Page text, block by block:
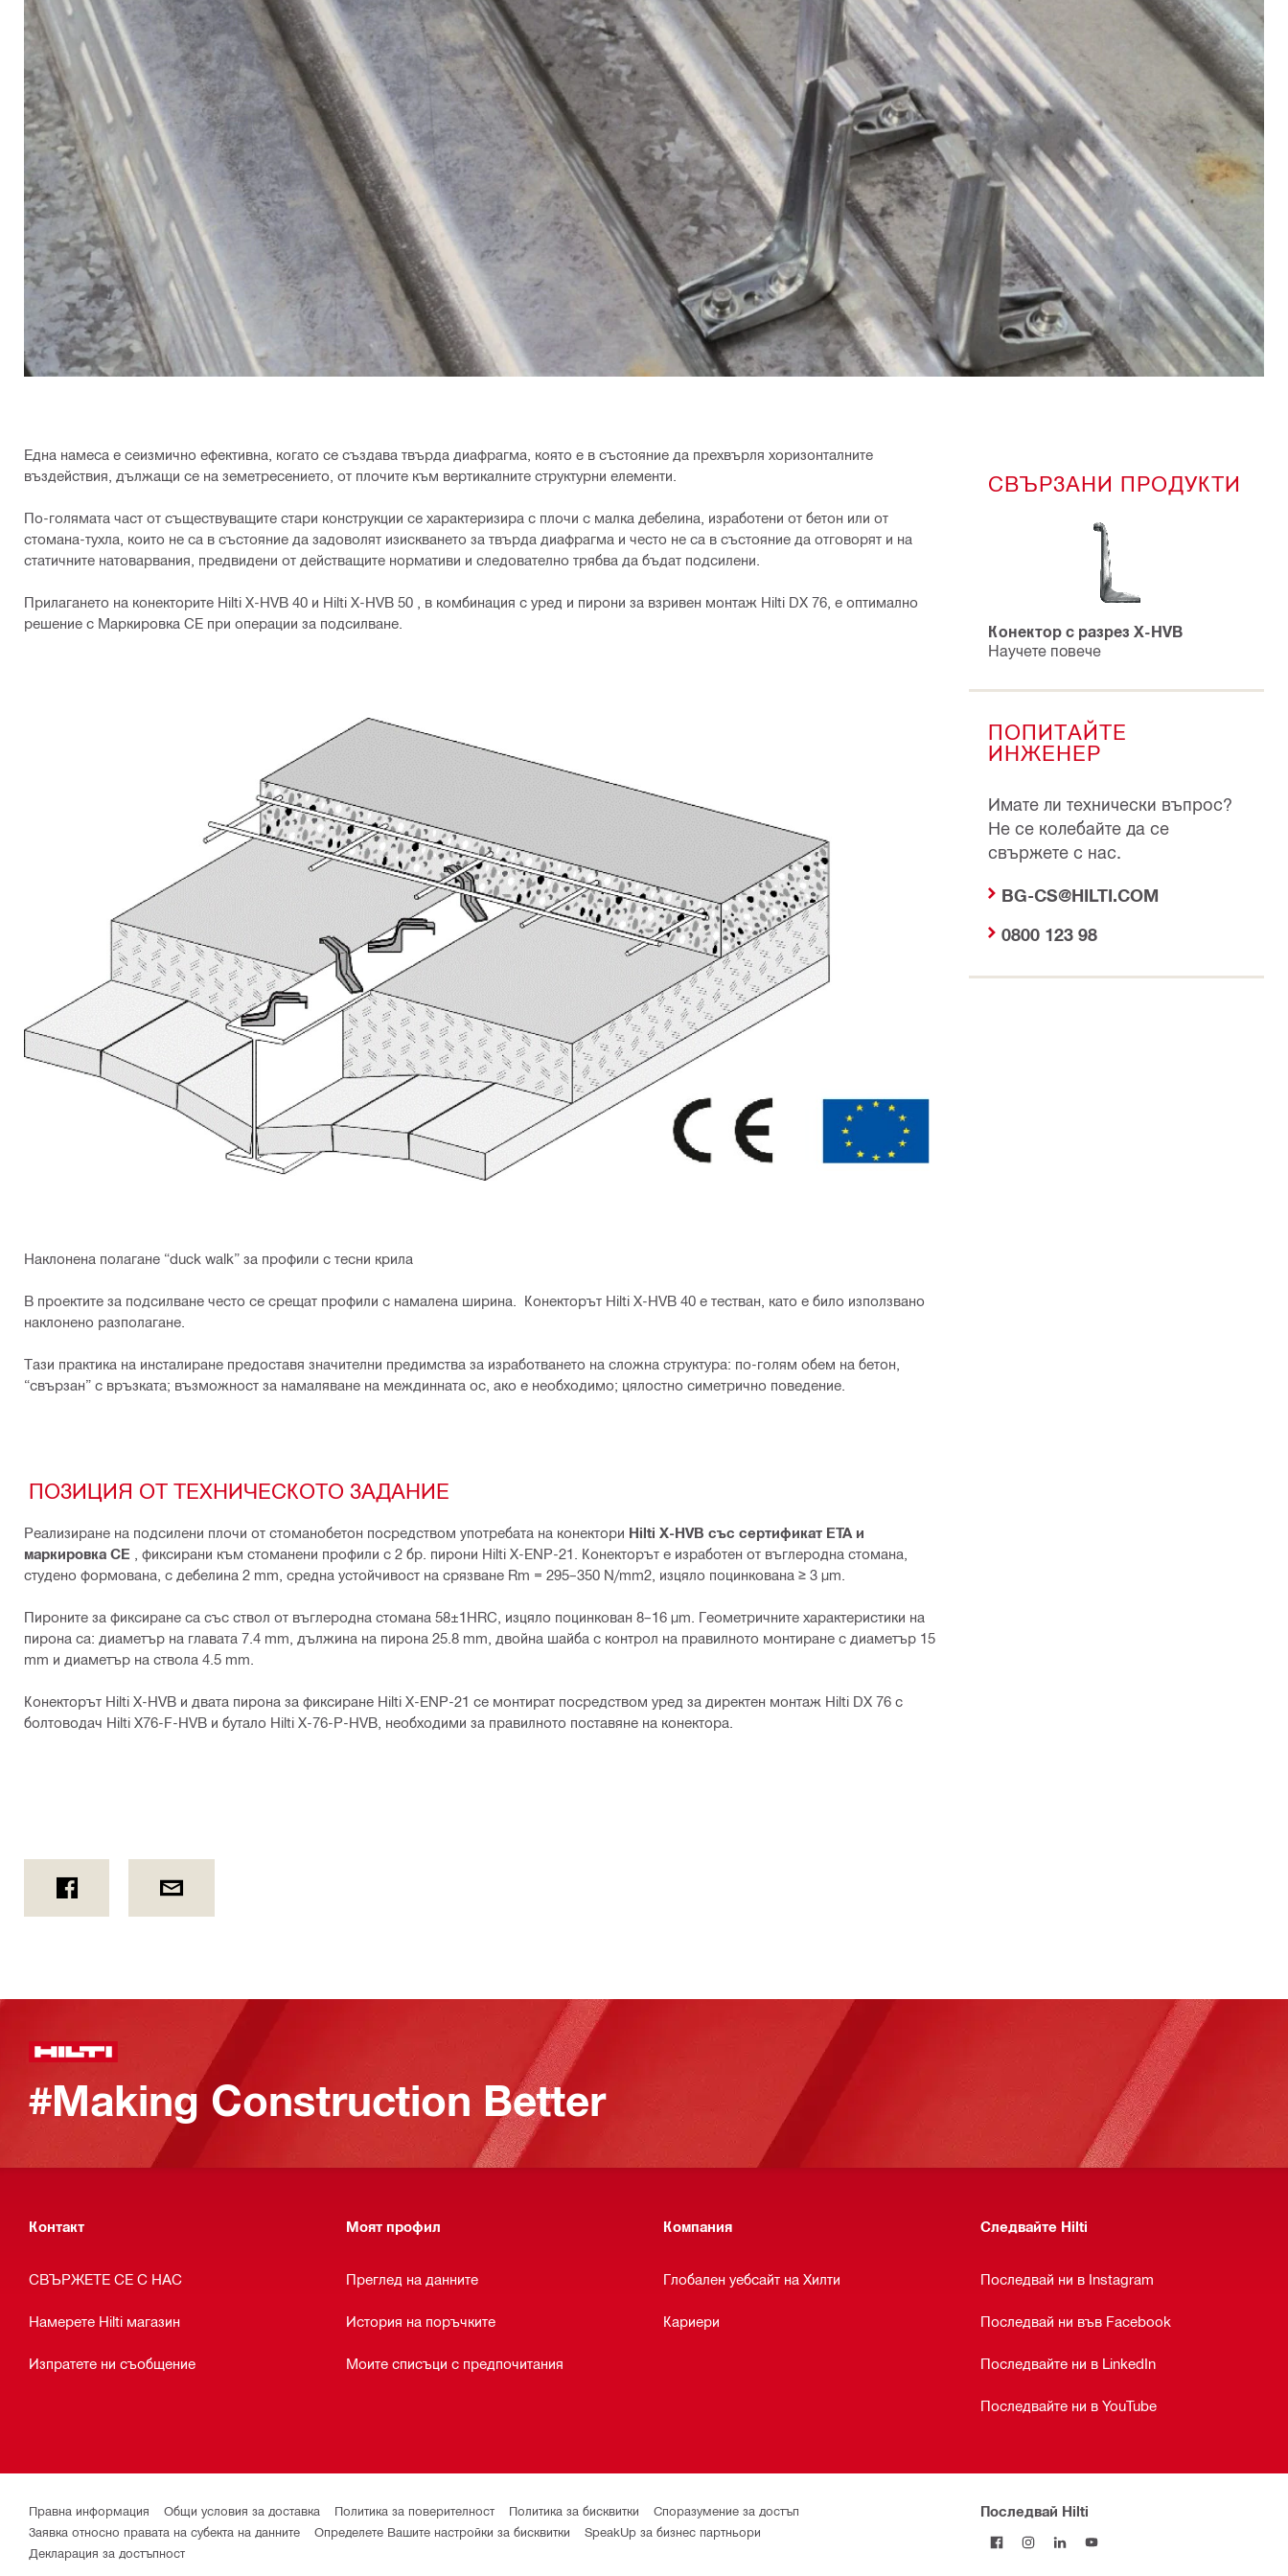
Една намеса е сеизмично ефективна, когато се създава твърда диафрагма, която e в състояние да прехвърля хоризонталните
въздействия, дължащи се на земетресението, от плочите към вертикалните структурни елементи.
По-голямата част от съществуващите стари конструкции се характеризира с плочи с малка дебелина, изработени от бетон или от
стомана-тухла, които не са в състояние да задоволят изискването за твърда диафрагма и често не са в състояние да отговорят и на
статичните натоварвания, предвидени от действащите нормативи и следователно трябва да бъдат подсилени.
Прилагането на конекторите Hilti X-HVB 40 и Hilti X-HVB 50 , в комбинация с уред и пирони за взривен монтаж Hilti DX 76, е оптимално
решение с Маркировка CE при операции за подсилване.
Наклонена полагане “duck walk” за профили с тесни крила
В проектите за подсилване често се срещат профили с намалена ширина. Конекторът Hilti X-HVB 40 е тестван, като е било използвано
наклонено разполагане.
Тази практика на инсталиране предоставя значителни предимства за изработването на сложна структура: по-голям обем на бетон,
“свързан” с връзката; възможност за намаляване на междинната ос, ако е необходимо; цялостно симетрично поведение.
ПОЗИЦИЯ ОТ ТЕХНИЧЕСКОТО ЗАДАНИЕ
Реализиране на подсилени плочи от стоманобетон посредством употребата на конектори Hilti X-HVB със сертификат ETA и
маркировка CE
, фиксирани към стоманени профили с 2 бр. пирони Hilti X-ENP-21. Конекторът е изработен от въглеродна стомана,
студено формована, с дебелина 2 mm, средна устойчивост на срязване Rm = 295–350 N/mm2, изцяло поцинкована ≥ 3 μm.
Пироните за фиксиране са със ствол от въглеродна стомана 58±1HRC, изцяло поцинкован 8–16 μm. Геометричните характеристики на
пирона са: диаметър на главата 7.4 mm, дължина на пирона 25.8 mm, двойна шайба с контрол на правилното монтиране с диаметър 15
mm и диаметър на ствола 4.5 mm.
Конекторът Hilti X-HVB и двата пирона за фиксиране Hilti X-ENP-21 се монтират посредством уред за директен монтаж Hilti DX 76 с
болтоводач Hilti X76-F-HVB и бутало Hilti X-76-P-HVB, необходими за правилното поставяне на конектора.
СВЪРЗАНИ ПРОДУКТИ
Конектор с разрез X-HVB
Научете повече
ПОПИТАЙТЕ
ИНЖЕНЕР
Имате ли технически въпрос?
Не се колебайте да се
свържете с нас.
BG-CS@HILTI.COM
0800 123 98
#Making Construction Better
Контакт
СВЪРЖЕТЕ СЕ С НАС
Намерете Hilti магазин
Изпратете ни съобщение
Моят профил
Преглед на данните
История на поръчките
Моите списъци с предпочитания
Компания
Глобален уебсайт на Хилти
Кариери
Следвайте Hilti
Последвай ни в Instagram
Последвай ни във Facebook
Последвайте ни в LinkedIn
Последвайте ни в YouTube
Правна информация Общи условия за доставка Политика за поверителност Политика за бисквитки
Споразумение за достъп
Заявка относно правата на субекта на данните
Определете Вашите настройки за бисквитки
SpeakUp за бизнес партньори
Декларация за достъпност
Последвай Hilti